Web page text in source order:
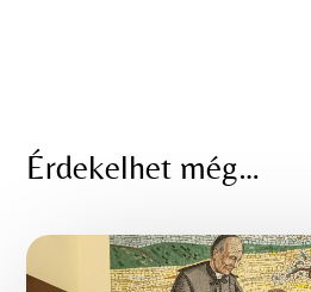
Érdekelhet még…